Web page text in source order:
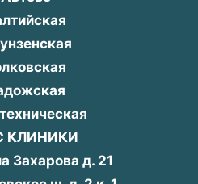
КЛИНИКИ
Захарова д. 21